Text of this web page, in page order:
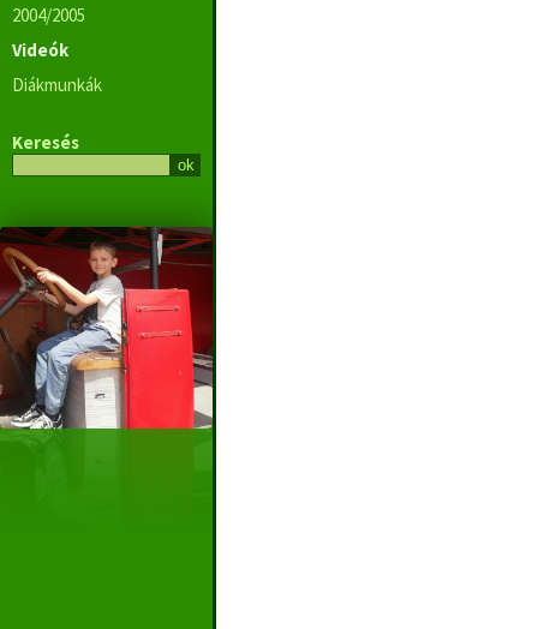
2004/2005
Videók
Diákmunkák
Keresés